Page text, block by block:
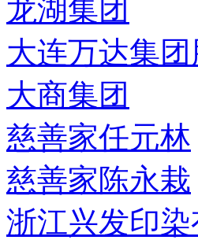
龙湖集团
大连万达集
大商集团
慈善家任元林
慈善家陈永栽
浙江兴发印染